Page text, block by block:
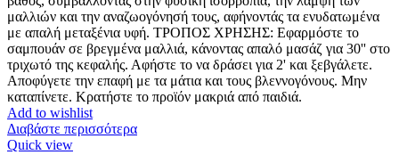
μαλλιών και την αναζωογόνησή τους, αφήνοντάς τα ενυδατωμένα
με απαλή μεταξένια υφή. ΤΡΟΠΟΣ ΧΡΗΣΗΣ: Εφαρμόστε το
σαμπουάν σε βρεγμένα μαλλιά, κάνοντας απαλό μασάζ για 30'' στο
τριχωτό της κεφαλής. Αφήστε το να δράσει για 2' και ξεβγάλετε.
Αποφύγετε την επαφή με τα μάτια και τους βλεννογόνους. Μην
καταπίνετε. Κρατήστε το προϊόν μακριά από παιδιά.
Add to wishlist
Διαβάστε περισσότερα
Quick view